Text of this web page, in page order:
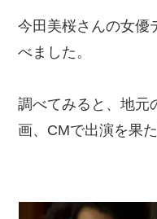
今田美桜さんの女優
べました。
調べてみると、地元
画、CMで出演を果